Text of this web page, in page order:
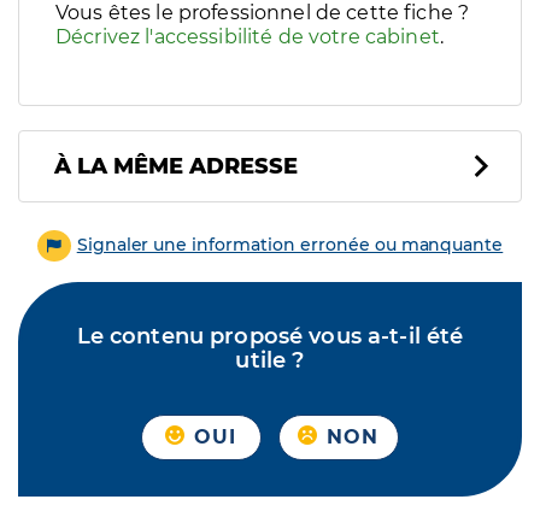
Vous êtes le professionnel de cette fiche ?
Décrivez l'accessibilité de votre cabinet.
À LA MÊME ADRESSE
Signaler une information erronée ou manquante
Le contenu proposé vous a-t-il été
utile ?
OUI NON